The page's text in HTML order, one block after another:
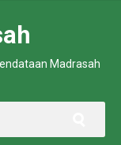
Madrasah